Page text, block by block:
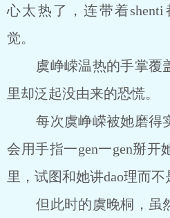
心太热了，连带着
觉。
虞峥嵘温热的手掌覆
里却泛起没由来的恐慌。
每次虞峥嵘被她磨得
会用手指一gen一gen掰开
里，试图和她讲dao理而不
但此时的虞晚桐，虽